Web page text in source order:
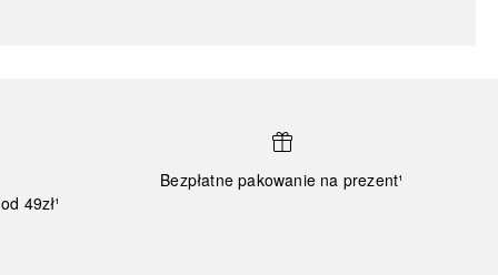
49zł¹
Bezpłatne pakowanie na prezent¹